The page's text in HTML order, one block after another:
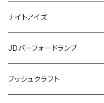
ナイトアイズ
JDバーフォードランプ
ブッシュクラフト